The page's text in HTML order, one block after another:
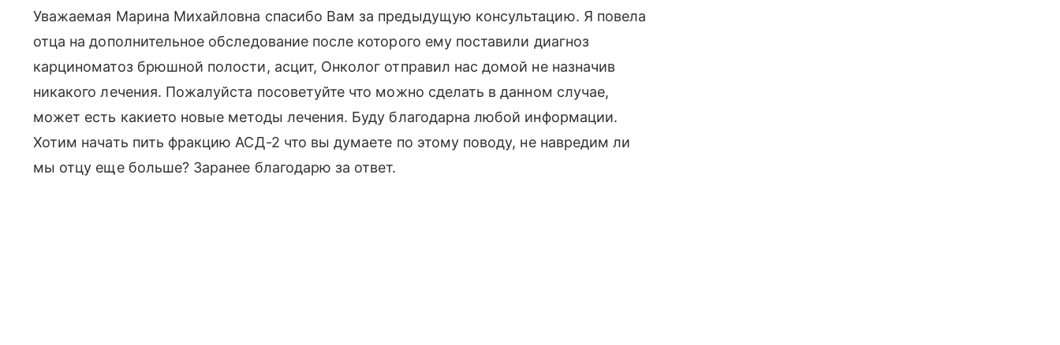
Уважаемая Марина Михайловна спасибо Вам за предыдущую консультацию. Я повела
отца на дополнительное обследование после которого ему поставили диагноз
карциноматоз брюшной полости, асцит, Онколог отправил нас домой не назначив
никакого лечения. Пожалуйста посоветуйте что можно сделать в данном случае,
может есть какието новые методы лечения. Буду благодарна любой информации.
Хотим начать пить фракцию АСД-2 что вы думаете по этому поводу, не навредим ли
мы отцу еще больше? Заранее благодарю за ответ.